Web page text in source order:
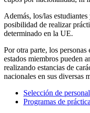
Además, los/las
posibilidad de realizar
determinado en la UE.
Por otra parte, los personas
estados miembros pueden
realizando estancias de
nacionales en sus diversas
Selección de personal
Programas de